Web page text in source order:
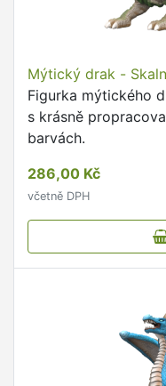
Mýtický drak -
Figurka mýtického
s krásně
barvách.
286,00 Kč
včetně DPH